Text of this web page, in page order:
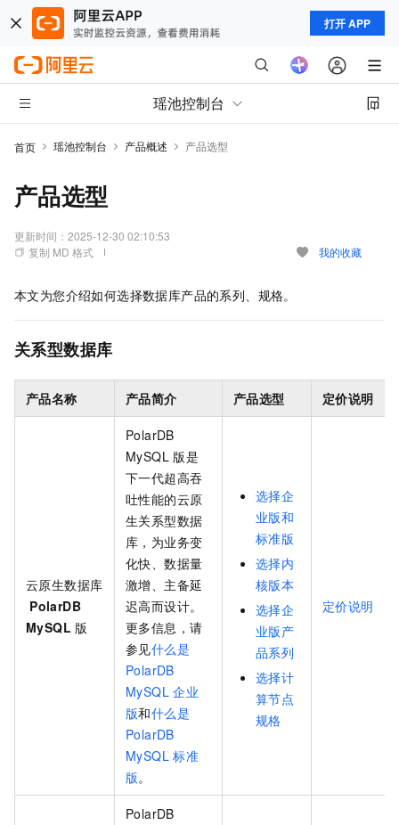
打开 APP
瑶池控制台
首页 瑶池控制台 产品概述 产品选型
产品选型
更新时间： 2025-12-30 02:10:53
复制 MD 格式
我的收藏
本文为您介绍如何选择数据库产品的系列、规格。
关系型数据库
产品名称 产品简介 产品选型 定价说明
云原生数据库
PolarDB
MySQL 版
PolarDB
MySQL 版是
下一代超高吞
吐性能的云原
生关系型数据
库，为业务变
化快、数据量
激增、主备延
迟高而设计。
更多信息，请
参见什么是
PolarDB
MySQL 企业
版和什么是
PolarDB
MySQL 标准
版。
选择企
业版和
标准版
选择内
核版本
选择企
业版产
品系列
选择计
算节点
规格
定价说明
PolarDB